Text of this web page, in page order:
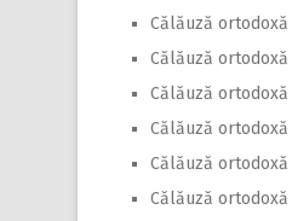
Călăuză ortodoxă
Călăuză ortodoxă
Călăuză ortodoxă
Călăuză ortodoxă
Călăuză ortodoxă
Călăuză ortodoxă